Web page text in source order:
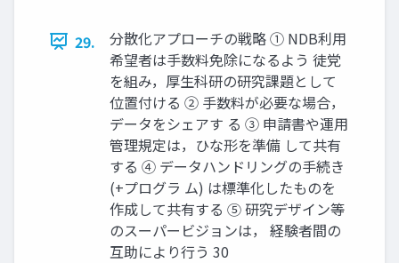
29.
分散化アプローチの戦略 ① NDB利用
希望者は手数料免除になるよう 徒党
を組み，厚生科研の研究課題として
位置付ける ② 手数料が必要な場合，
データをシェアす る ③ 申請書や運用
管理規定は，ひな形を準備 して共有
する ④ データハンドリングの手続き
(+プログラ ム) は標準化したものを
作成して共有する ⑤ 研究デザイン等
のスーパービジョンは， 経験者間の
互助により行う 30